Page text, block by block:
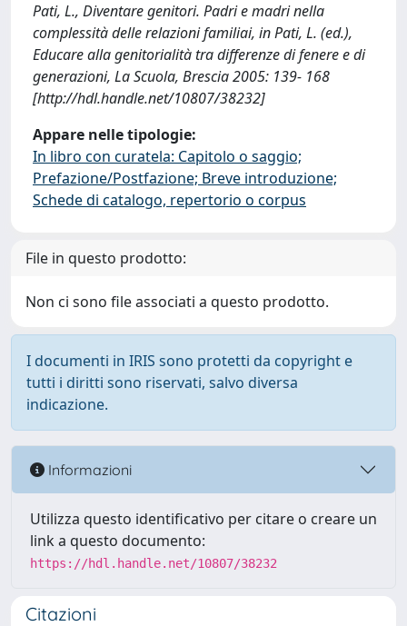
Pati, L., Diventare genitori. Padri e madri nella
complessità delle relazioni familiai, in Pati, L. (ed.),
Educare alla genitorialità tra differenze di fenere e di
generazioni, La Scuola, Brescia 2005: 139- 168
[http://hdl.handle.net/10807/38232]
Appare nelle tipologie:
In libro con curatela: Capitolo o saggio;
Prefazione/Postfazione; Breve introduzione;
Schede di catalogo, repertorio o corpus
File in questo prodotto:
Non ci sono file associati a questo prodotto.
I documenti in IRIS sono protetti da copyright e
tutti i diritti sono riservati, salvo diversa
indicazione.
Informazioni
Utilizza questo identificativo per citare o creare un
link a questo documento:
https://hdl.handle.net/10807/38232
Citazioni